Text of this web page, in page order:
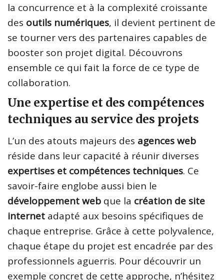
la concurrence et à la complexité croissante
des outils numériques, il devient pertinent de
se tourner vers des partenaires capables de
booster son projet digital. Découvrons
ensemble ce qui fait la force de ce type de
collaboration.
Une expertise et des compétences
techniques au service des projets
L’un des atouts majeurs des agences web
réside dans leur capacité à réunir diverses
expertises et compétences techniques. Ce
savoir-faire englobe aussi bien le
développement web que la création de site
internet adapté aux besoins spécifiques de
chaque entreprise. Grâce à cette polyvalence,
chaque étape du projet est encadrée par des
professionnels aguerris. Pour découvrir un
exemple concret de cette approche, n’hésitez